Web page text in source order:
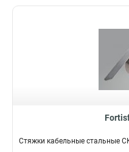
Стяжки кабельные стальные